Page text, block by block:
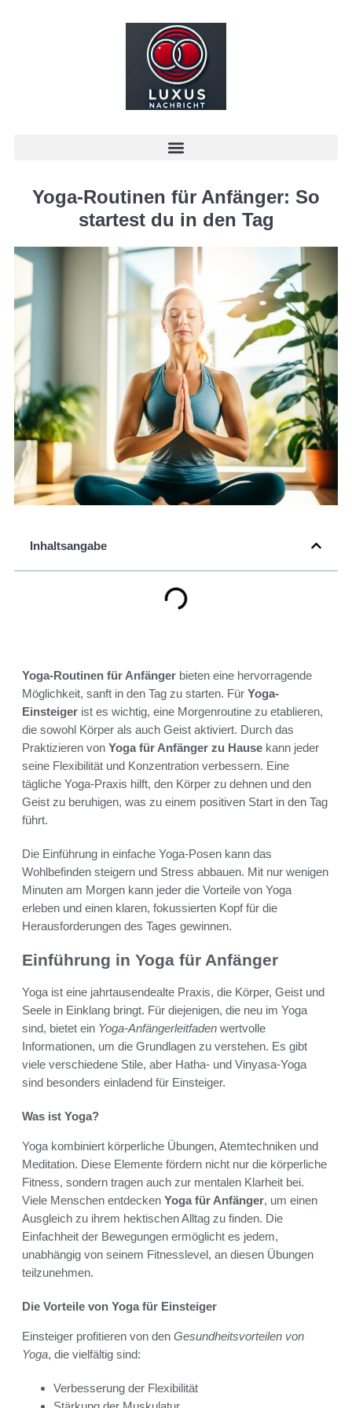
Yoga-Routinen für Anfänger: So
startest du in den Tag
Inhaltsangabe
Yoga-Routinen für Anfänger bieten eine hervorragende
Möglichkeit, sanft in den Tag zu starten. Für Yoga-
Einsteiger ist es wichtig, eine Morgenroutine zu etablieren,
die sowohl Körper als auch Geist aktiviert. Durch das
Praktizieren von Yoga für Anfänger zu Hause kann jeder
seine Flexibilität und Konzentration verbessern. Eine
tägliche Yoga-Praxis hilft, den Körper zu dehnen und den
Geist zu beruhigen, was zu einem positiven Start in den Tag
führt.
Die Einführung in einfache Yoga-Posen kann das
Wohlbefinden steigern und Stress abbauen. Mit nur wenigen
Minuten am Morgen kann jeder die Vorteile von Yoga
erleben und einen klaren, fokussierten Kopf für die
Herausforderungen des Tages gewinnen.
Einführung in Yoga für Anfänger
Yoga ist eine jahrtausendealte Praxis, die Körper, Geist und
Seele in Einklang bringt. Für diejenigen, die neu im Yoga
sind, bietet ein Yoga-Anfängerleitfaden wertvolle
Informationen, um die Grundlagen zu verstehen. Es gibt
viele verschiedene Stile, aber Hatha- und Vinyasa-Yoga
sind besonders einladend für Einsteiger.
Was ist Yoga?
Yoga kombiniert körperliche Übungen, Atemtechniken und
Meditation. Diese Elemente fördern nicht nur die körperliche
Fitness, sondern tragen auch zur mentalen Klarheit bei.
Viele Menschen entdecken Yoga für Anfänger, um einen
Ausgleich zu ihrem hektischen Alltag zu finden. Die
Einfachheit der Bewegungen ermöglicht es jedem,
unabhängig von seinem Fitnesslevel, an diesen Übungen
teilzunehmen.
Die Vorteile von Yoga für Einsteiger
Einsteiger profitieren von den Gesundheitsvorteilen von
Yoga, die vielfältig sind:
Verbesserung der Flexibilität